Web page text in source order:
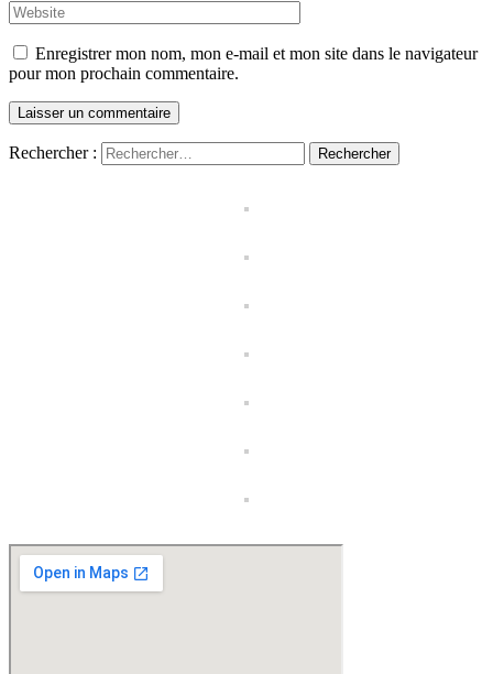
Enregistrer mon nom, mon e-mail et mon site dans le navigateur
pour mon prochain commentaire.
Rechercher :